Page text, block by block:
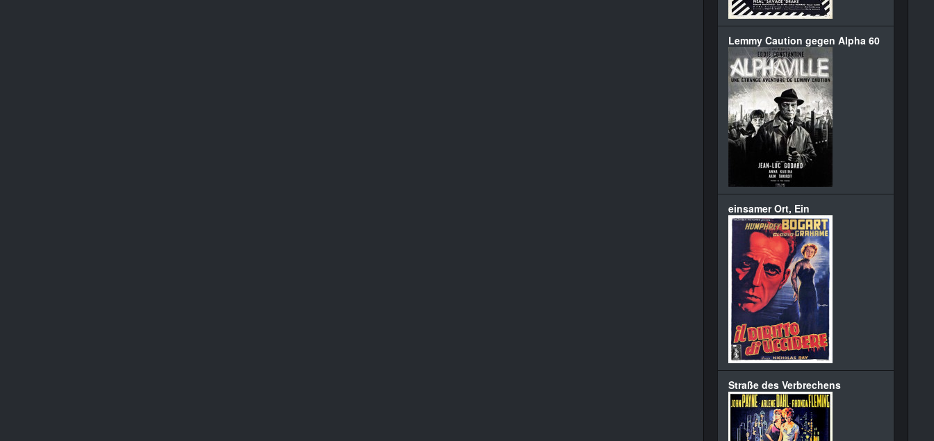
Lemmy Caution gegen Alpha 60
einsamer Ort, Ein
Straße des Verbrechens